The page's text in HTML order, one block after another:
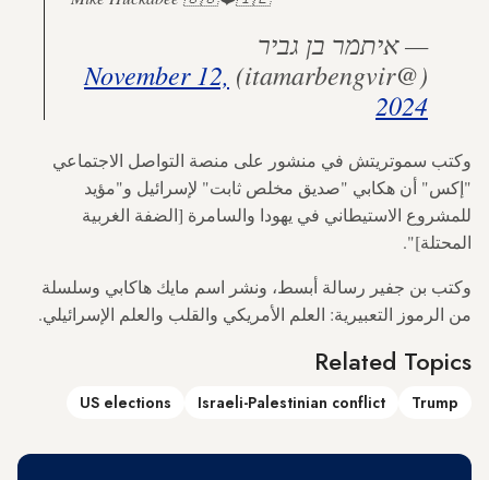
— איתמר בן גביר
(@itamarbengvir)
November 12,
2024
وكتب سموتريتش في منشور على منصة التواصل الاجتماعي
"إكس" أن هكابي "صديق مخلص ثابت" لإسرائيل و"مؤيد
للمشروع الاستيطاني في يهودا والسامرة [الضفة الغربية
المحتلة]".
وكتب بن جفير رسالة أبسط، ونشر اسم مايك هاكابي وسلسلة
من الرموز التعبيرية: العلم الأمريكي والقلب والعلم الإسرائيلي.
Related Topics
Trump
Israeli-Palestinian conflict
US elections